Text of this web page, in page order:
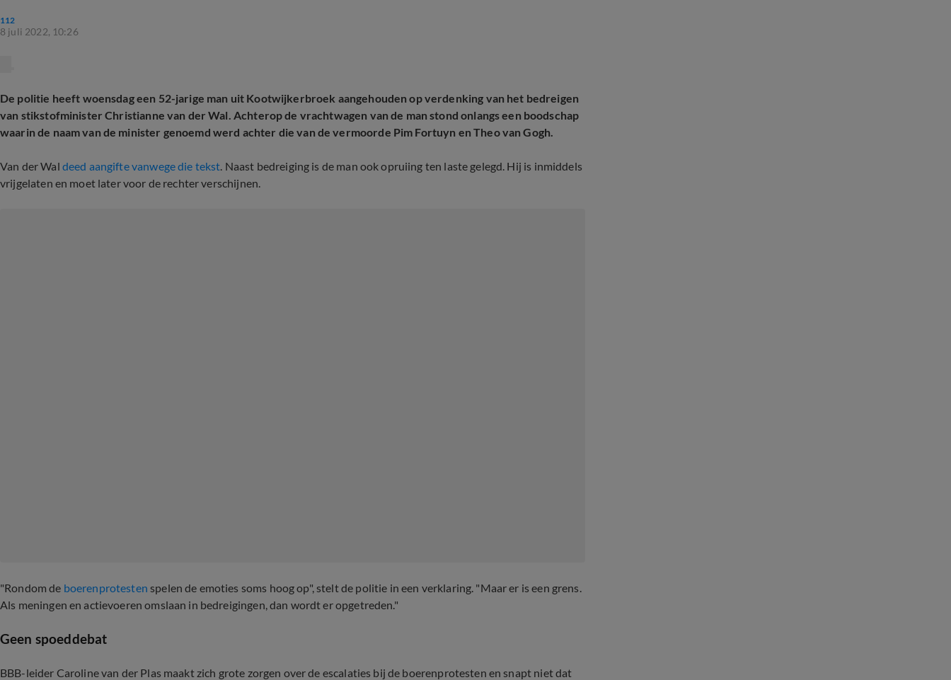
112
8 juli 2022, 10:26
De politie heeft woensdag een 52-jarige man uit Kootwijkerbroek aangehouden op verdenking van het bedreigen
van stikstofminister Christianne van der Wal. Achterop de vrachtwagen van de man stond onlangs een boodschap
waarin de naam van de minister genoemd werd achter die van de vermoorde Pim Fortuyn en Theo van Gogh.
Van der Wal deed aangifte vanwege die tekst. Naast bedreiging is de man ook opruiing ten laste gelegd. Hij is inmiddels
vrijgelaten en moet later voor de rechter verschijnen.
"Rondom de boerenprotesten spelen de emoties soms hoog op", stelt de politie in een verklaring. "Maar er is een grens.
Als meningen en actievoeren omslaan in bedreigingen, dan wordt er opgetreden."
Geen spoeddebat
BBB-leider Caroline van der Plas maakt zich grote zorgen over de escalaties bij de boerenprotesten en snapt niet dat